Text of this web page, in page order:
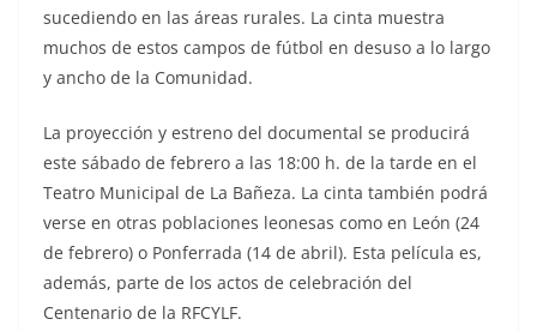
sucediendo en las áreas rurales. La cinta muestra
muchos de estos campos de fútbol en desuso a lo largo
y ancho de la Comunidad.
La proyección y estreno del documental se producirá
este sábado de febrero a las 18:00 h. de la tarde en el
Teatro Municipal de La Bañeza. La cinta también podrá
verse en otras poblaciones leonesas como en León (24
de febrero) o Ponferrada (14 de abril). Esta película es,
además, parte de los actos de celebración del
Centenario de la RFCYLF.